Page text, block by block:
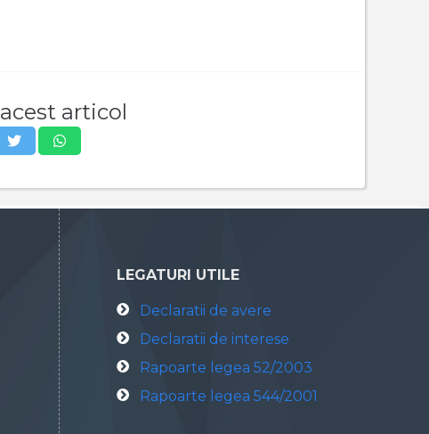
articol
LEGATURI UTILE
Declaratii de avere
Declaratii de interese
Rapoarte legea 52/2003
Rapoarte legea 544/2001